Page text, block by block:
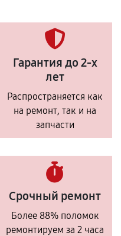
Гарантия до 2-х
лет
Распространяется как
на ремонт, так и на
запчасти
Срочный ремонт
Более 88% поломок
ремонтируем за 2 часа